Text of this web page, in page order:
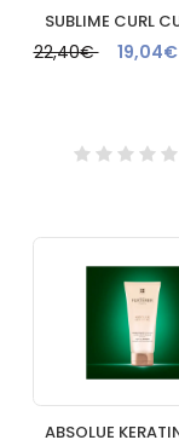
22,40€ 19,04€